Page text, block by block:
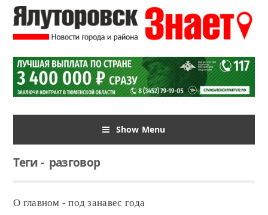
Show Menu
Теги-разговор
О главном - под занавес года